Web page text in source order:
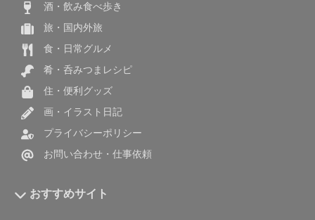
酒・飲み食べ歩き
旅・国内外旅
食・日常グルメ
肴・呑みつまレシピ
住・便利グッズ
画・イラスト日記
プライバシーポリシー
お問い合わせ・仕事依頼
おすすめサイト